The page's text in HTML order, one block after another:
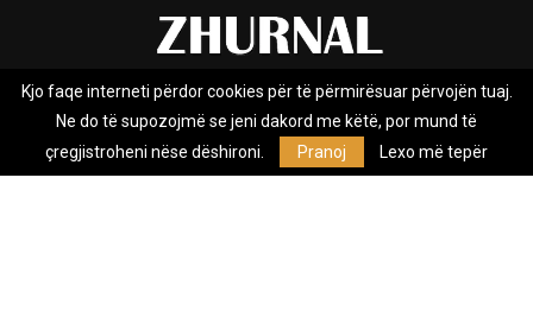
Rreth nesh Impresumi Marketing
Privacy Policy
Zhurnal.mk është Agjenci e Lajmeve e pavarur, e themeluar në vitin
Kjo faqe interneti përdor cookies për të përmirësuar përvojën tuaj.
Ne do të supozojmë se jeni dakord me këtë, por mund të
çregjistroheni nëse dëshironi.
Pranoj Lexo më tepër